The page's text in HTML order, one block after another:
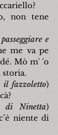
non tene
e
me va pe
Mò m' 'o
storia.
il fazzoletto)
di Ninetta)
niente di